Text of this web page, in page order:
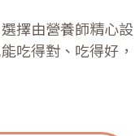
擇由營養師精心設
吃得對、吃得好，